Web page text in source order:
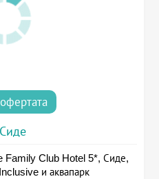
Сиде
Family Club Hotel 5*, Сиде,
и аквапарк